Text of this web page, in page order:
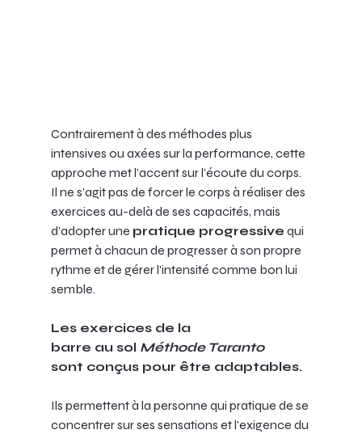
Contrairement à des méthodes plus
intensives ou axées sur la performance, cette
approche met l’accent sur l’écoute du corps.
Il ne s’agit pas de forcer le corps à réaliser des
exercices au-delà de ses capacités, mais
d’adopter une pratique progressive qui
permet à chacun de progresser à son propre
rythme et de gérer l'intensité comme bon lui
semble.
Les exercices de la
barre au sol Méthode Taranto
sont conçus pour être adaptables.
Ils permettent à la personne qui pratique de se
concentrer sur ses sensations et l'exigence du